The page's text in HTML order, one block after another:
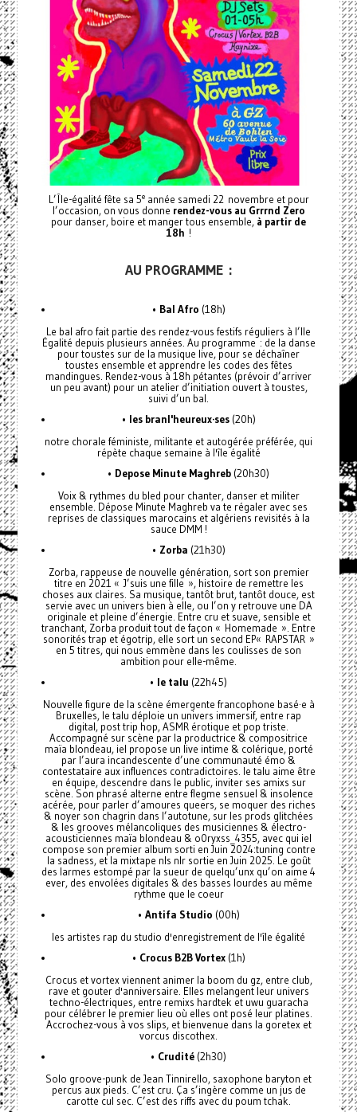
L’Île-égalité fête sa 5eannée samedi 22 novembre et pour
l’occasion, on vous donne rendez-vous au Grrrnd Zero
pour danser, boire et manger tous ensemble, à partir de
18h !
AU PROGRAMME :
• Bal Afro (18h)
Le bal afro fait partie des rendez-vous festifs réguliers à l’Ile
Égalité depuis plusieurs années. Au programme : de la danse
pour toustes sur de la musique live, pour se déchaîner
toustes ensemble et apprendre les codes des fêtes
mandingues. Rendez-vous à 18h pétantes (prévoir d’arriver
un peu avant) pour un atelier d’initiation ouvert à toustes,
suivi d’un bal.
• les branl'heureux·ses(20h)
notre chorale féministe, militante et autogérée préférée, qui
répète chaque semaine à l'île égalité
• Depose Minute Maghreb (20h30)
Voix & rythmes du bled pour chanter, danser et militer
ensemble. Dépose Minute Maghreb va te régaler avec ses
reprises de classiques marocains et algériens revisités à la
sauce DMM !
• Zorba (21h30)
Zorba, rappeuse de nouvelle génération, sort son premier
titre en 2021 « J’suis une fille », histoire de remettre les
choses aux claires. Sa musique, tantôt brut, tantôt douce, est
servie avec un univers bien à elle, ou l’on y retrouve une DA
originale et pleine d’énergie. Entre cru et suave, sensible et
tranchant, Zorba produit tout de façon « Homemade ». Entre
sonorités trap et égotrip, elle sort un second EP« RAPSTAR »
en 5 titres, qui nous emmène dans les coulisses de son
ambition pour elle-même.
• le talu (22h45)
Nouvelle figure de la scène émergente francophone basé·e à
Bruxelles, le talu déploie un univers immersif, entre rap
digital, post trip hop, ASMR érotique et pop triste.
Accompagné sur scène par la productrice & compositrice
maïa blondeau, iel propose un live intime & colérique, porté
par l’aura incandescente d’une communauté émo &
contestataire aux influences contradictoires. le talu aime être
en équipe, descendre dans le public, inviter ses amixs sur
scène. Son phrasé alterne entre flegme sensuel & insolence
acérée, pour parler d’amoures queers, se moquer des riches
& noyer son chagrin dans l’autotune, sur les prods glitchées
& les grooves mélancoliques des musiciennes & électro-
acousticiennes maïa blondeau & o0ryxss_4355, avec qui iel
compose son premier album sorti en Juin 2024:tuning contre
la sadness, et la mixtape nls nlr sortie en Juin 2025. Le goût
des larmes estompé par la sueur de quelqu’unx qu’on aime 4
ever, des envolées digitales & des basses lourdes au même
rythme que le coeur
• Antifa Studio (00h)
les artistes rap du studio d'enregistrement de l'île égalité
• Crocus B2B Vortex(1h)
Crocus et vortex viennent animer la boom du gz, entre club,
rave et gouter d'anniversaire. Elles melangent leur univers
techno-électriques, entre remixs hardtek et uwu guaracha
pour célébrer le premier lieu où elles ont posé leur platines.
Accrochez-vous à vos slips, et bienvenue dans la goretex et
vorcus discothex.
• Crudité (2h30)
Solo groove-punk de Jean Tinnirello, saxophone baryton et
percus aux pieds. C’est cru. Ça s’ingère comme un jus de
carotte cul sec. C’est des riffs avec du poum tchak.